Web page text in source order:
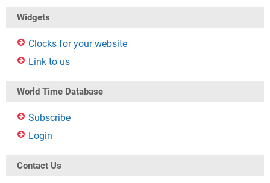
Widgets
Clocks for your website
Link to us
World Time Database
Subscribe
Login
Contact Us